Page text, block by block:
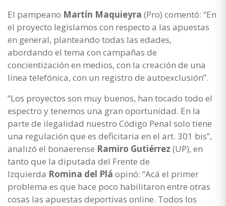
El pampeano Martín Maquieyra (Pro) comentó: “En
el proyecto legislamos con respecto a las apuestas
en general, planteando todas las edades,
abordando el tema con campañas de
concientización en medios, con la creación de una
línea telefónica, con un registro de autoexclusión”.
“Los proyectos son muy buenos, han tocado todo el
espectro y tenemos una gran oportunidad. En la
parte de ilegalidad nuestro Código Penal solo tiene
una regulación que es deficitaria en el art. 301 bis”,
analizó el bonaerense Ramiro Gutiérrez (UP), en
tanto que la diputada del Frente de
Izquierda Romina del Plá opinó: “Acá el primer
problema es que hace poco habilitaron entre otras
cosas las apuestas deportivas online. Todos los